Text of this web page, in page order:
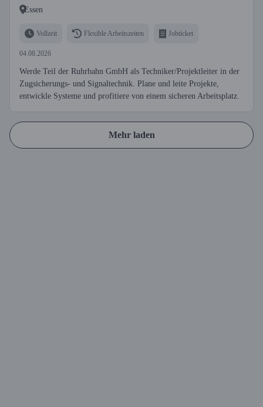
Essen
Vollzeit Flexible Arbeitszeiten Jobticket
04.08.2026
Werde Teil der Ruhrbahn GmbH als Techniker/Projektleiter in der
Zugsicherungs- und Signaltechnik. Plane und leite Projekte,
entwickle Systeme und profitiere von einem sicheren Arbeitsplatz.
Mehr laden